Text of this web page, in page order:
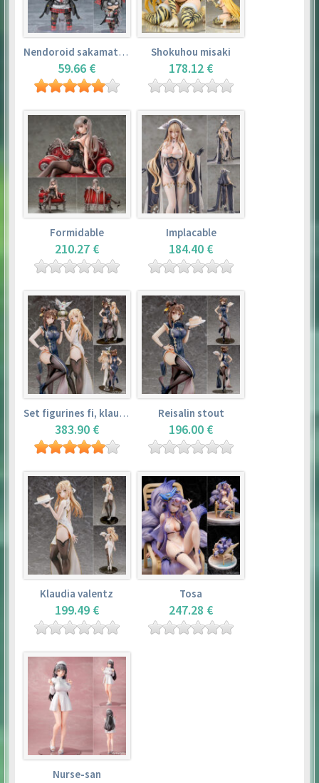
Nendoroid sakamata chloe
59.66 €
Shokuhou misaki
178.12 €
Formidable
210.27 €
Implacable
184.40 €
Set figurines fi, klaudia valentz, reisalin stout
383.90 €
Reisalin stout
196.00 €
Klaudia valentz
199.49 €
Tosa
247.28 €
Nurse-san